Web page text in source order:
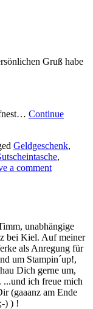
Gruß habe
Continue
Geldgeschenk,
,
a comment
unabhängige
bei Kiel. Auf meiner
als Anregung für
um Stampin´up!,
Dich gerne um,
ich freue mich
(gaaanz am Ende
) ) !